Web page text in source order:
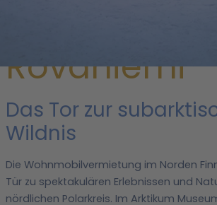
Rovaniemi
Das Tor zur
Wildnis
Die Wohnmobilvermietung im Norden
Tür zu spektakulären Erlebnissen und
nördlichen Polarkreis. Im Arktikum